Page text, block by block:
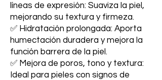
líneas de expresión: Suaviza la piel,
mejorando su textura y firmeza.
✅ Hidratación prolongada: Aporta
humectación duradera y mejora la
función barrera de la piel.
✅ Mejora de poros, tono y textura:
Ideal para pieles con signos de